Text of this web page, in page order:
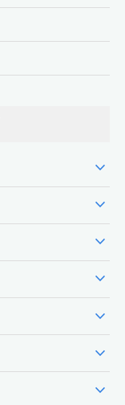
expand_more
expand_more
expand_more
expand_more
expand_more
expand_more
expand_more